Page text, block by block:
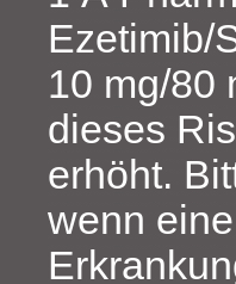
Ezetimib/
10 mg/80
dieses
erhöht.
wenn